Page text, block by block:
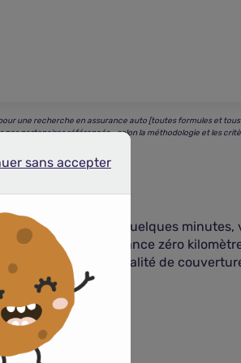
une recherche en assurance auto [toutes formules et tous
nos partenaires référencés - selon la méthodologie et les
légères. En quelques minutes,
l’assistance zéro
sans réduire la qualité de
sans accepter
sans accepter